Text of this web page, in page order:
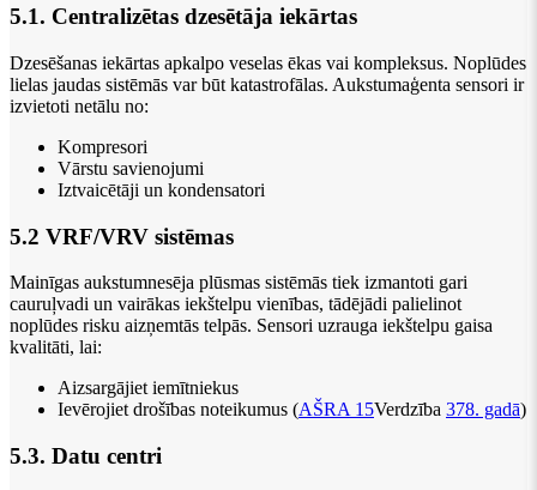
5.1. Centralizētas dzesētāja iekārtas
Dzesēšanas iekārtas apkalpo veselas ēkas vai kompleksus. Noplūdes
lielas jaudas sistēmās var būt katastrofālas. Aukstumaģenta sensori ir
izvietoti netālu no:
Kompresori
Vārstu savienojumi
Iztvaicētāji un kondensatori
5.2 VRF/VRV sistēmas
Mainīgas aukstumnesēja plūsmas sistēmās tiek izmantoti gari
cauruļvadi un vairākas iekštelpu vienības, tādējādi palielinot
noplūdes risku aizņemtās telpās. Sensori uzrauga iekštelpu gaisa
kvalitāti, lai:
Aizsargājiet iemītniekus
Ievērojiet drošības noteikumus (AŠRA 15Verdzība 378. gadā)
5.3. Datu centri